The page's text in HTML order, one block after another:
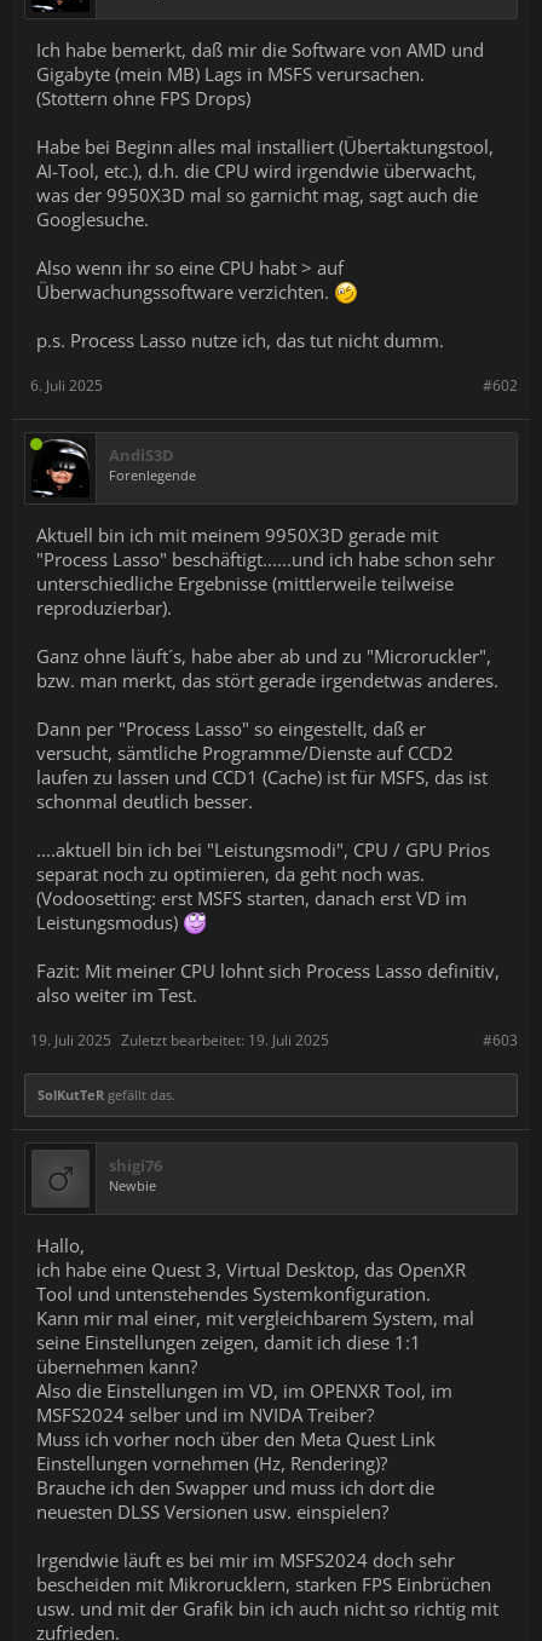
Ich habe bemerkt, daß mir die Software von AMD und
Gigabyte (mein MB) Lags in MSFS verursachen.
(Stottern ohne FPS Drops)
Habe bei Beginn alles mal installiert (Übertaktungstool,
AI-Tool, etc.), d.h. die CPU wird irgendwie überwacht,
was der 9950X3D mal so garnicht mag, sagt auch die
Googlesuche.
Also wenn ihr so eine CPU habt > auf
Überwachungssoftware verzichten.
p.s. Process Lasso nutze ich, das tut nicht dumm.
#602
6. Juli 2025
AndiS3D
Forenlegende
Aktuell bin ich mit meinem 9950X3D gerade mit
"Process Lasso" beschäftigt......und ich habe schon sehr
unterschiedliche Ergebnisse (mittlerweile teilweise
reproduzierbar).
Ganz ohne läuft´s, habe aber ab und zu "Microruckler",
bzw. man merkt, das stört gerade irgendetwas anderes.
Dann per "Process Lasso" so eingestellt, daß er
versucht, sämtliche Programme/Dienste auf CCD2
laufen zu lassen und CCD1 (Cache) ist für MSFS, das ist
schonmal deutlich besser.
....aktuell bin ich bei "Leistungsmodi", CPU / GPU Prios
separat noch zu optimieren, da geht noch was.
(Vodoosetting: erst MSFS starten, danach erst VD im
Leistungsmodus)
Fazit: Mit meiner CPU lohnt sich Process Lasso definitiv,
also weiter im Test.
#603
19. Juli 2025 Zuletzt bearbeitet: 19. Juli 2025
SolKutTeR gefällt das.
shigi76
Newbie
Hallo,
ich habe eine Quest 3, Virtual Desktop, das OpenXR
Tool und untenstehendes Systemkonfiguration.
Kann mir mal einer, mit vergleichbarem System, mal
seine Einstellungen zeigen, damit ich diese 1:1
übernehmen kann?
Also die Einstellungen im VD, im OPENXR Tool, im
MSFS2024 selber und im NVIDA Treiber?
Muss ich vorher noch über den Meta Quest Link
Einstellungen vornehmen (Hz, Rendering)?
Brauche ich den Swapper und muss ich dort die
neuesten DLSS Versionen usw. einspielen?
Irgendwie läuft es bei mir im MSFS2024 doch sehr
bescheiden mit Mikrorucklern, starken FPS Einbrüchen
usw. und mit der Grafik bin ich auch nicht so richtig mit
zufrieden.